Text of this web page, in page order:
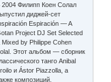
2004 Филипп Коен Солал
диджей-сет
Espiración — A
Project DJ Set Selected
Mixed by Philippe Cohen
Этот альбом — сборник
танго Anibal
и Ástor Piazzolla, а
композиций,